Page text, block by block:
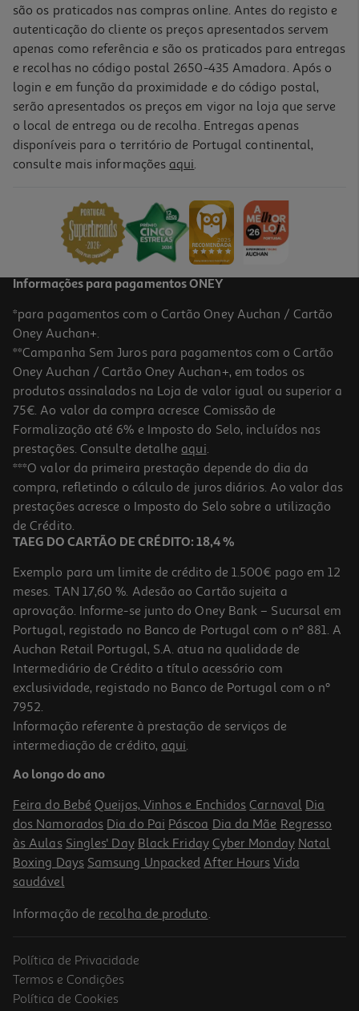
-25%
Champô Dercos Anticaspa Seca 390ml
Price reduced from
18,83 €
-25%
Champo E Condicionador Dercos Anticaspa 2 Em 1 400ml
44.15 €/Lt
Price reduced from
23,55 €to
17,66 €
Promoção
-25%
Champô Dercos Anticaspa Sensível 200ml
56.25 €/Lt
11,25 €
Promoção
-25%
são os praticados nas compras online. Antes do registo e
autenticação do cliente os preços apresentados servem
apenas como referência e são os praticados para entregas
e recolhas no código postal 2650-435 Amadora. Após o
login e em função da proximidade e do código postal,
serão apresentados os preços em vigor na loja que serve
o local de entrega ou de recolha. Entregas apenas
disponíveis para o território de Portugal continental,
consulte mais informações aqui.
Informações para pagamentos ONEY
*para pagamentos com o Cartão Oney Auchan / Cartão
Oney Auchan+.
**Campanha Sem Juros para pagamentos com o Cartão
Oney Auchan / Cartão Oney Auchan+, em todos os
produtos assinalados na Loja de valor igual ou superior a
75€. Ao valor da compra acresce Comissão de
Formalização até 6% e Imposto do Selo, incluídos nas
prestações. Consulte detalhe aqui.
***O valor da primeira prestação depende do dia da
compra, refletindo o cálculo de juros diários. Ao valor das
prestações acresce o Imposto do Selo sobre a utilização
de Crédito.
TAEG DO CARTÃO DE CRÉDITO: 18,4 %
Exemplo para um limite de crédito de 1.500€ pago em 12
meses. TAN 17,60 %. Adesão ao Cartão sujeita a
aprovação. Informe-se junto do Oney Bank – Sucursal em
Portugal, registado no Banco de Portugal com o nº 881. A
Auchan Retail Portugal, S.A. atua na qualidade de
Intermediário de Crédito a título acessório com
exclusividade, registado no Banco de Portugal com o nº
7952.
Informação referente à prestação de serviços de
intermediação de crédito, aqui.
Ao longo do ano
Feira do Bebé Queijos, Vinhos e Enchidos Carnaval Dia
dos Namorados Dia do Pai Páscoa Dia da Mãe Regresso
às Aulas Singles' Day Black Friday Cyber Monday Natal
Boxing Days Samsung Unpacked After Hours Vida
saudável
Informação de recolha de produto.
Política de Privacidade
Termos e Condições
Política de Cookies